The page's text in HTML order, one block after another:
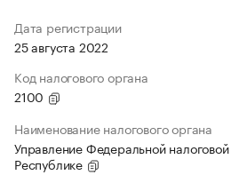
Дата регистрации
25 августа 2022
Код налогового органа
2100
Наименование налогового органа
Управление Федеральной
Республике